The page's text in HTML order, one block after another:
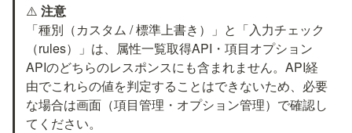
⚠️ 注意
「種別（カスタム / 標準上書き）」と「入力チェック
（rules）」は、属性一覧取得API・項目オプション
APIのどちらのレスポンスにも含まれません。API経
由でこれらの値を判定することはできないため、必要
な場合は画面（項目管理・オプション管理）で確認し
てください。